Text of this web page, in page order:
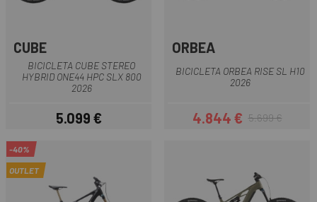
CUBE
BICICLETA CUBE STEREO
HYBRID ONE44 HPC SLX 800
2026
Preu
5.099 €
ORBEA
BICICLETA ORBEA RISE SL H10
2026
Preu
4.844 €Preu regular
5.699 €
-40%
OUTLET